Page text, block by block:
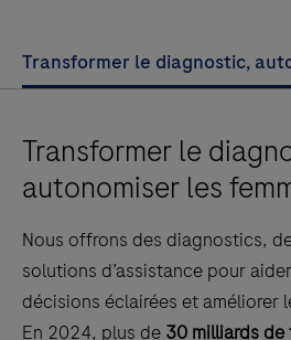
Transformer le diagnostic,
Transformer le
autonomiser les
Nous offrons des diagnostics,
solutions d’assistance pour
décisions éclairées et améliorer
En 2024, plus de 30 milliards